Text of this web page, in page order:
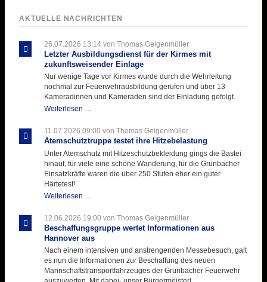
AKTUELLE NACHRICHTEN
26.07.2026 13:14von Thomas Geigenmüller
Letzter Ausbildungsdienst für der Kirmes mit
zukunftsweisender Einlage
Nur wenige Tage vor Kirmes wurde durch die Wehrleitung
nochmal zur Feuerwehrausbildung gerufen und über 13
Kameradinnen und Kameraden sind der Einladung gefolgt.
Weiterlesen …
für
der
11.07.2026 09:00 von Thomas Geigenmüller
Atemschutztruppe testet ihre Hitzebelastung
Unter Atemschutz mit Hitzeschutzbekleidung gings die Bastei
hinauf, für viele eine schöne Wanderung, für die Grünbacher
Einsatzkräfte waren die über 250 Stufen eher ein guter
Härtetest!
Weiterlesen …
ihre
Hitzebelastung
12.06.2026 19:00 von Thomas Geigenmüller
Beschaffungsgruppe wertet Informationen aus
Hannover aus
Nach einem intensiven und anstrengenden Messebesuch, galt
es nun die Informationen zur Beschaffung des neuen
Mannschaftstransportfahrzeuges der Grünbacher Feuerwehr